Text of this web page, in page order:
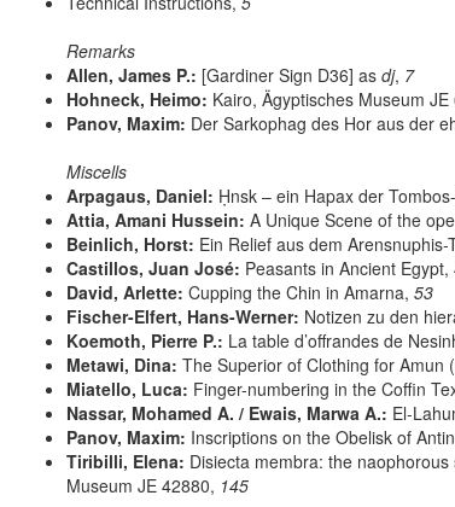
Remarks
Allen, James P.: [Gardiner Sign D36] as dj, 7
Hohneck, Heimo: Kairo, Ägyptisches Museum
Panov, Maxim: Der Sarkophag des Hor aus der
Miscells
Arpagaus, Daniel: Ḥnsk – ein Hapax der
Attia, Amani Hussein: A Unique Scene of the
Beinlich, Horst: Ein Relief aus dem
Castillos, Juan José: Peasants in Ancient Egypt,
David, Arlette: Cupping the Chin in Amarna, 53
Fischer-Elfert, Hans-Werner: Notizen zu den
Koemoth, Pierre P.: La table d’offrandes de
Metawi, Dina: The Superior of Clothing for Amun
Miatello, Luca: Finger-numbering in the Coffin
Nassar, Mohamed A. / Ewais, Marwa A.: El-
Panov, Maxim: Inscriptions on the Obelisk of
Tiribilli, Elena: Disiecta membra: the
Museum JE 42880, 145